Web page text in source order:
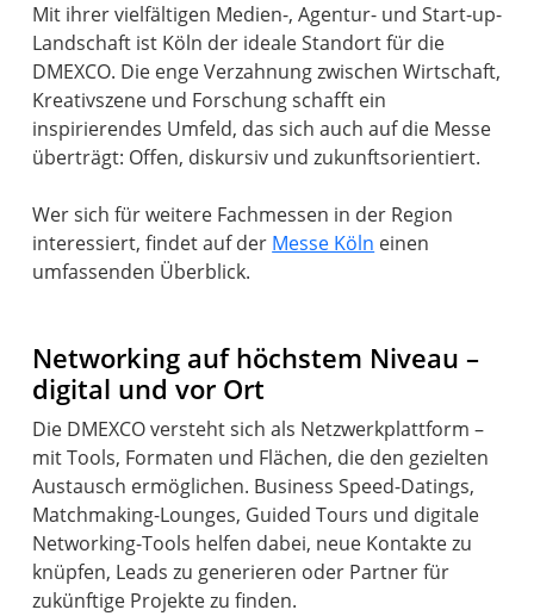
Mit ihrer vielfältigen Medien-, Agentur- und Start-up-
Landschaft ist Köln der ideale Standort für die
DMEXCO. Die enge Verzahnung zwischen Wirtschaft,
Kreativszene und Forschung schafft ein
inspirierendes Umfeld, das sich auch auf die Messe
überträgt: Offen, diskursiv und zukunftsorientiert.
Wer sich für weitere Fachmessen in der Region
interessiert, findet auf der Messe Köln einen
umfassenden Überblick.
Networking auf höchstem Niveau –
digital und vor Ort
Die DMEXCO versteht sich als Netzwerkplattform –
mit Tools, Formaten und Flächen, die den gezielten
Austausch ermöglichen. Business Speed-Datings,
Matchmaking-Lounges, Guided Tours und digitale
Networking-Tools helfen dabei, neue Kontakte zu
knüpfen, Leads zu generieren oder Partner für
zukünftige Projekte zu finden.